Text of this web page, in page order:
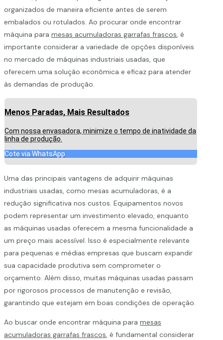
organizados de maneira eficiente antes de serem
embalados ou rotulados. Ao procurar onde encontrar
máquina para mesas acumuladoras garrafas frascos, é
importante considerar a variedade de opções disponíveis
no mercado de máquinas industriais usadas, que
oferecem uma solução econômica e eficaz para atender
às demandas de produção.
Menos Paradas, Mais Resultados
Com nossa envasadora, minimize o tempo de inatividade da
linha de produção.
Cote via WhatsApp
Uma das principais vantagens de adquirir máquinas
industriais usadas, como mesas acumuladoras, é a
redução significativa nos custos. Equipamentos novos
podem representar um investimento elevado, enquanto
as máquinas usadas oferecem a mesma funcionalidade a
um preço mais acessível. Isso é especialmente relevante
para pequenas e médias empresas que buscam expandir
sua capacidade produtiva sem comprometer o
orçamento. Além disso, muitas máquinas usadas passam
por rigorosos processos de manutenção e revisão,
garantindo que estejam em boas condições de operação.
Ao buscar onde encontrar máquina para mesas
acumuladoras garrafas frascos, é fundamental considerar